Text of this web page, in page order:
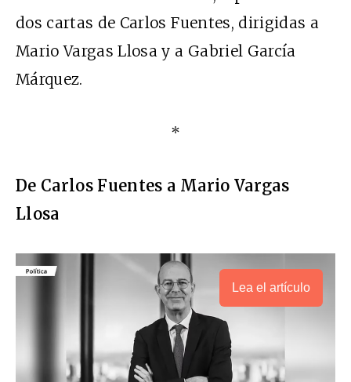
dos cartas de Carlos Fuentes, dirigidas a
Mario Vargas Llosa y a Gabriel García
Márquez.
*
De Carlos Fuentes a Mario Vargas
Llosa
Lea el artículo